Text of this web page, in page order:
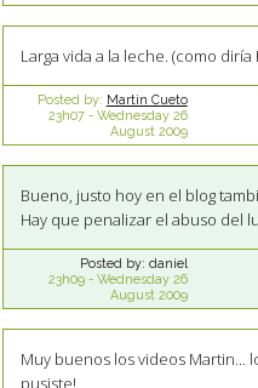
Larga vida a la leche. (como diría
Posted by: Martin Cueto
23h07- Wednesday 26
August 2009
Bueno, justo hoy en el blog
Hay que penalizar el abuso del
Posted by: daniel
23h09- Wednesday 26
August 2009
Muy buenos los videos Martin...
pusiste!